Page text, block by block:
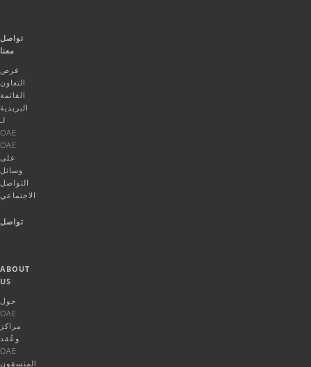
تواصل
معنا
فرص
التعاون
القائمة
البريدية
لـ
OAE
OAE
على
وسائل
التواصل
الاجتماعي
تواصل
ABOUT
US
حول
OAE
مراكز
وعُقد
OAE
المنسقون